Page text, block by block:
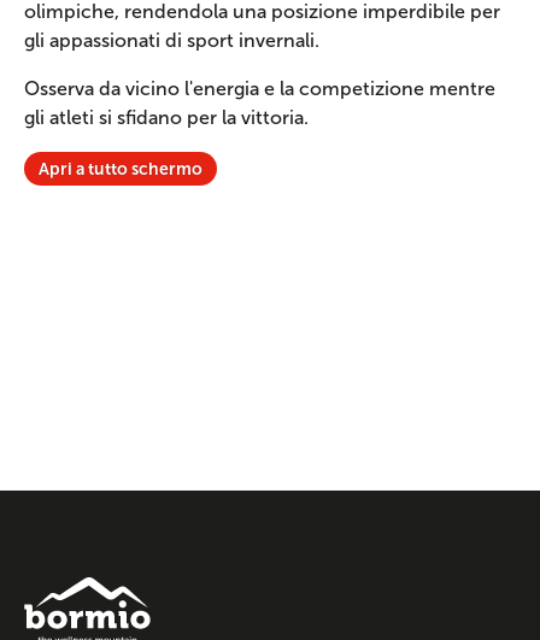
olimpiche, rendendola una posizione imperdibile per
gli appassionati di sport invernali.
Osserva da vicino l'energia e la competizione mentre
gli atleti si sfidano per la vittoria.
Apri a tutto schermo